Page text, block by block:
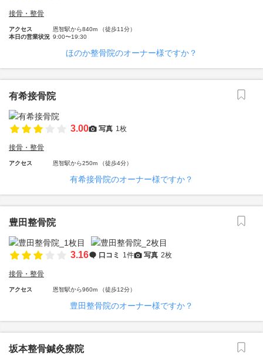
接骨・整骨
アクセス
恩智駅から840m （徒歩11分）
本日の営業状況 9:00〜19:30
ほのか整骨院のオーナー様ですか？
有希接骨院
3.00 写真 1枚
接骨・整骨
アクセス 恩智駅から250m （徒歩4分）
有希接骨院のオーナー様ですか？
豊田整骨院
3.16 口コミ 1件 写真 2枚
接骨・整骨
アクセス 恩智駅から960m （徒歩12分）
豊田整骨院のオーナー様ですか？
坂本整骨鍼灸療院